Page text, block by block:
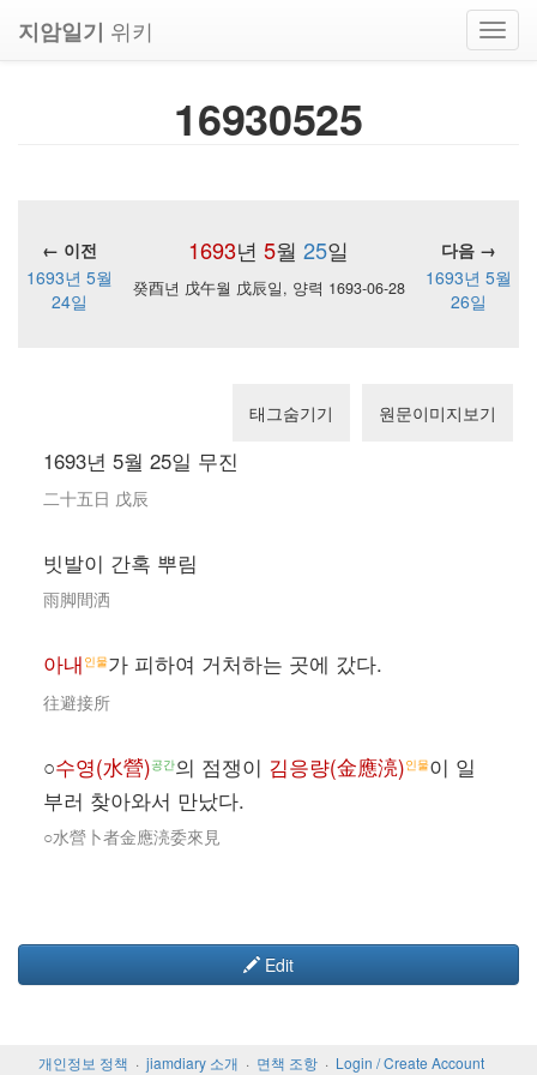
지암일기 위키
16930525
1693년 5월 25일
← 이전
다음 →
1693년 5월
24일
癸酉년 戊午월 戊辰일, 양력 1693-06-28
1693년 5월
26일
태그숨기기 원문이미지보기
1693년 5월 25일 무진
二十五日 戊辰
빗발이 간혹 뿌림
雨脚間洒
아내 인물가 피하여 거처하는 곳에 갔다.
往避接所
○수영(水營)공간의 점쟁이 김응량(金應湸)인물이 일
부러 찾아와서 만났다.
○水營卜者金應湸委來見
Edit
개인정보 정책 jiamdiary 소개 면책 조항
Login / Create Account